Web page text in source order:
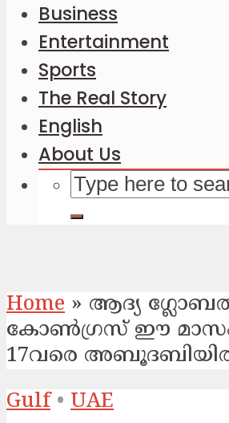
Business
Entertainment
Sports
The Real Story
English
About Us
Home » ആദ്യ
കോൺഗ്രസ് ഈ
17വരെ
Gulf • UAE